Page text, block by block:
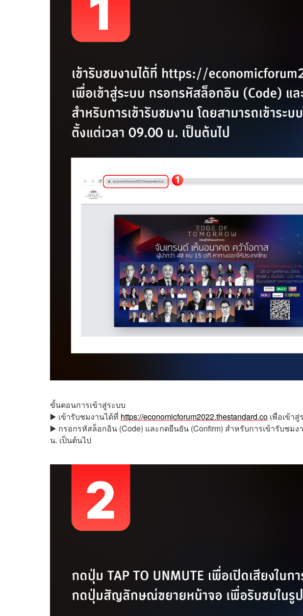
ขั้นตอนการเข้าสู่ระบบ
▶️ เข้ารับชมงานได้ที่ https://economicforum2022.thestandard.co เพื่อเข้าสู่
▶️ กรอกรหัสล็อกอิน (Code) และกดยืนยัน (Confirm) สำหรับการเข้ารับชมง
น. เป็นต้นไป